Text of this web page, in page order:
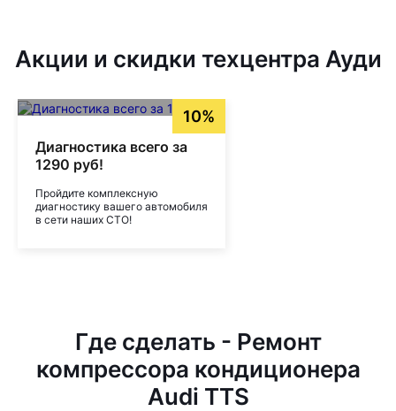
Акции и скидки техцентра Ауди
10%
Диагностика всего за
1290 руб!
Пройдите комплексную
диагностику вашего автомобиля
в сети наших СТО!
Где сделать - Ремонт
компрессора кондиционера
Audi TTS